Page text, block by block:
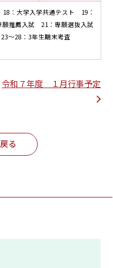
：大学入学共通テスト 19：
推薦入試 21：専願選抜入試
) 23～28：3年生期末考査
令和７年度 １月行事予定
る